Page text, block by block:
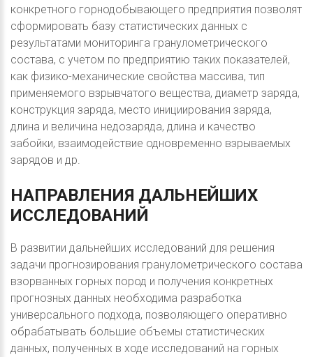
конкретного горнодобывающего предприятия позволят
сформировать базу статистических данных с
результатами мониторинга гранулометрического
состава, с учетом по предприятию таких показателей,
как физико-механические свойства массива, тип
применяемого взрывчатого вещества, диаметр заряда,
конструкция заряда, место инициирования заряда,
длина и величина недозаряда, длина и качество
забойки, взаимодействие одновременно взрываемых
зарядов и др.
НАПРАВЛЕНИЯ ДАЛЬНЕЙШИХ
ИССЛЕДОВАНИЙ
В развитии дальнейших исследований для решения
задачи прогнозирования гранулометрического состава
взорванных горных пород и получения конкретных
прогнозных данных необходима разработка
универсального подхода, позволяющего оперативно
обрабатывать большие объемы статистических
данных, полученных в ходе исследований на горных